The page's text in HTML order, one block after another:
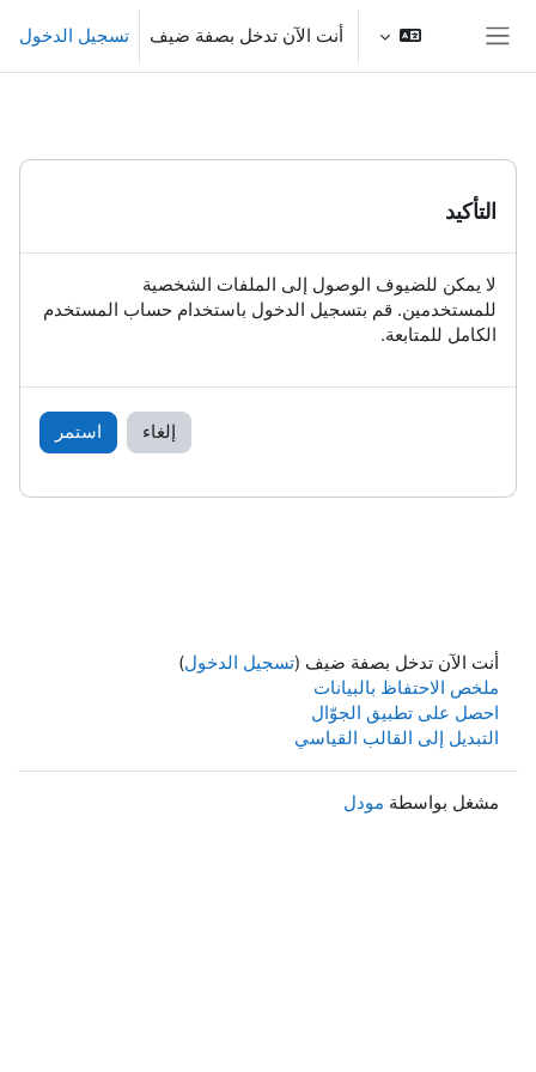
تخطى إلى المحتوى الرئيسي
أنت الآن تدخل بصفة ضيف تسجيل الدخول
التأكيد
لا يمكن للضيوف الوصول إلى الملفات الشخصية
للمستخدمين. قم بتسجيل الدخول باستخدام حساب المستخدم
الكامل للمتابعة.
إلغاء استمر
أنت الآن تدخل بصفة ضيف (تسجيل الدخول)
ملخص الاحتفاظ بالبيانات
احصل على تطبيق الجوّال
التبديل إلى القالب القياسي
مشغل بواسطة مودل